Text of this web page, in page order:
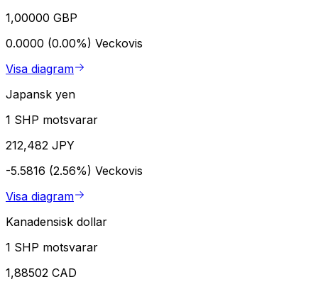
1,00000 GBP
0.0000 (0.00%) Veckovis
Visa diagram
Japansk yen
1 SHP motsvarar
212,482 JPY
-5.5816 (2.56%) Veckovis
Visa diagram
Kanadensisk dollar
1 SHP motsvarar
1,88502 CAD